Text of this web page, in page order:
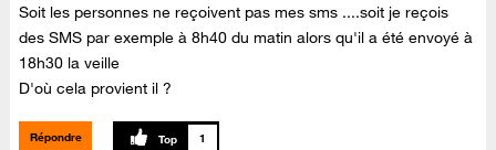
Soit les personnes ne reçoivent pas mes sms ....soit je reçois
des SMS par exemple à 8h40 du matin alors qu'il a été envoyé à
18h30 la veille
D'où cela provient il ?
Répondre 1